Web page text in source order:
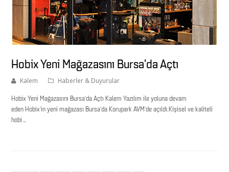
Hobix Yeni Mağazasını Bursa’da Açtı
Kalem Haberler & Duyurular
Hobix Yeni Mağazasını Bursa’da Açtı Kalem Yazılım ile yoluna devam
eden Hobix’in yeni mağazası Bursa’da Korupark AVM’de açıldı.Kişisel ve kaliteli
hobi…